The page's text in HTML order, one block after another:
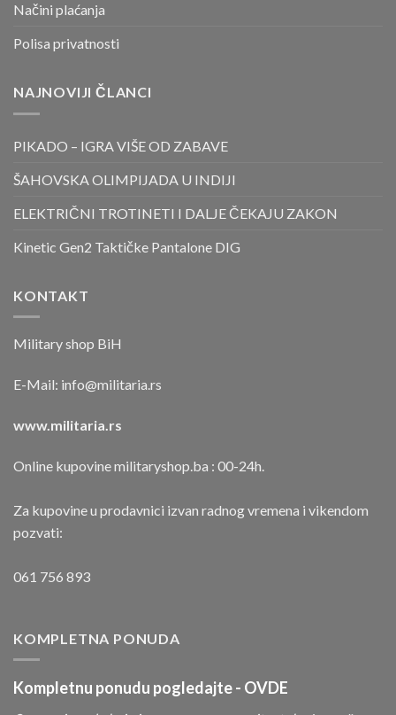
Načini plaćanja
Polisa privatnosti
NAJNOVIJI ČLANCI
PIKADO – IGRA VIŠE OD ZABAVE
ŠAHOVSKA OLIMPIJADA U INDIJI
ELEKTRIČNI TROTINETI I DALJE ČEKAJU ZAKON
Kinetic Gen2 Taktičke Pantalone DIG
KONTAKT
Military shop BiH
E-Mail: info@militaria.rs
www.militaria.rs
Online kupovine militaryshop.ba : 00-24h.
Za kupovine u prodavnici izvan radnog vremena i vikendom
pozvati:
061 756 893
KOMPLETNA PONUDA
Kompletnu ponudu pogledajte - OVDE